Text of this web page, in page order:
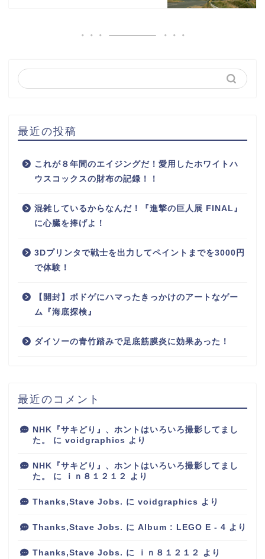
最近の投稿
これが８年間のエイジングだ！愛用したホワイトハ
ウスコックスの財布の記録！！
混雑しているからなんだ！『進撃の巨人展 FINAL』
に心臓を捧げよ！
3Dプリンタで戦士を出力してペイントまでを3000円
で体験！
【開封】ボドゲにハマったきっかけのアートなゲー
ム『海底探検』
ダイソーの青竹踏みで足底筋膜炎に効果あった！
最近のコメント
NHK『サキどり』、ホントはいろいろ撮影してまし
た。
に voidgraphics より
NHK『サキどり』、ホントはいろいろ撮影してまし
た。
に ｉｎ８１２１２ より
Thanks,Stave Jobs. に voidgraphics より
Thanks,Stave Jobs. に Album : LEGO E - 4 より
Thanks,Stave Jobs. に ｉｎ８１２１２ より